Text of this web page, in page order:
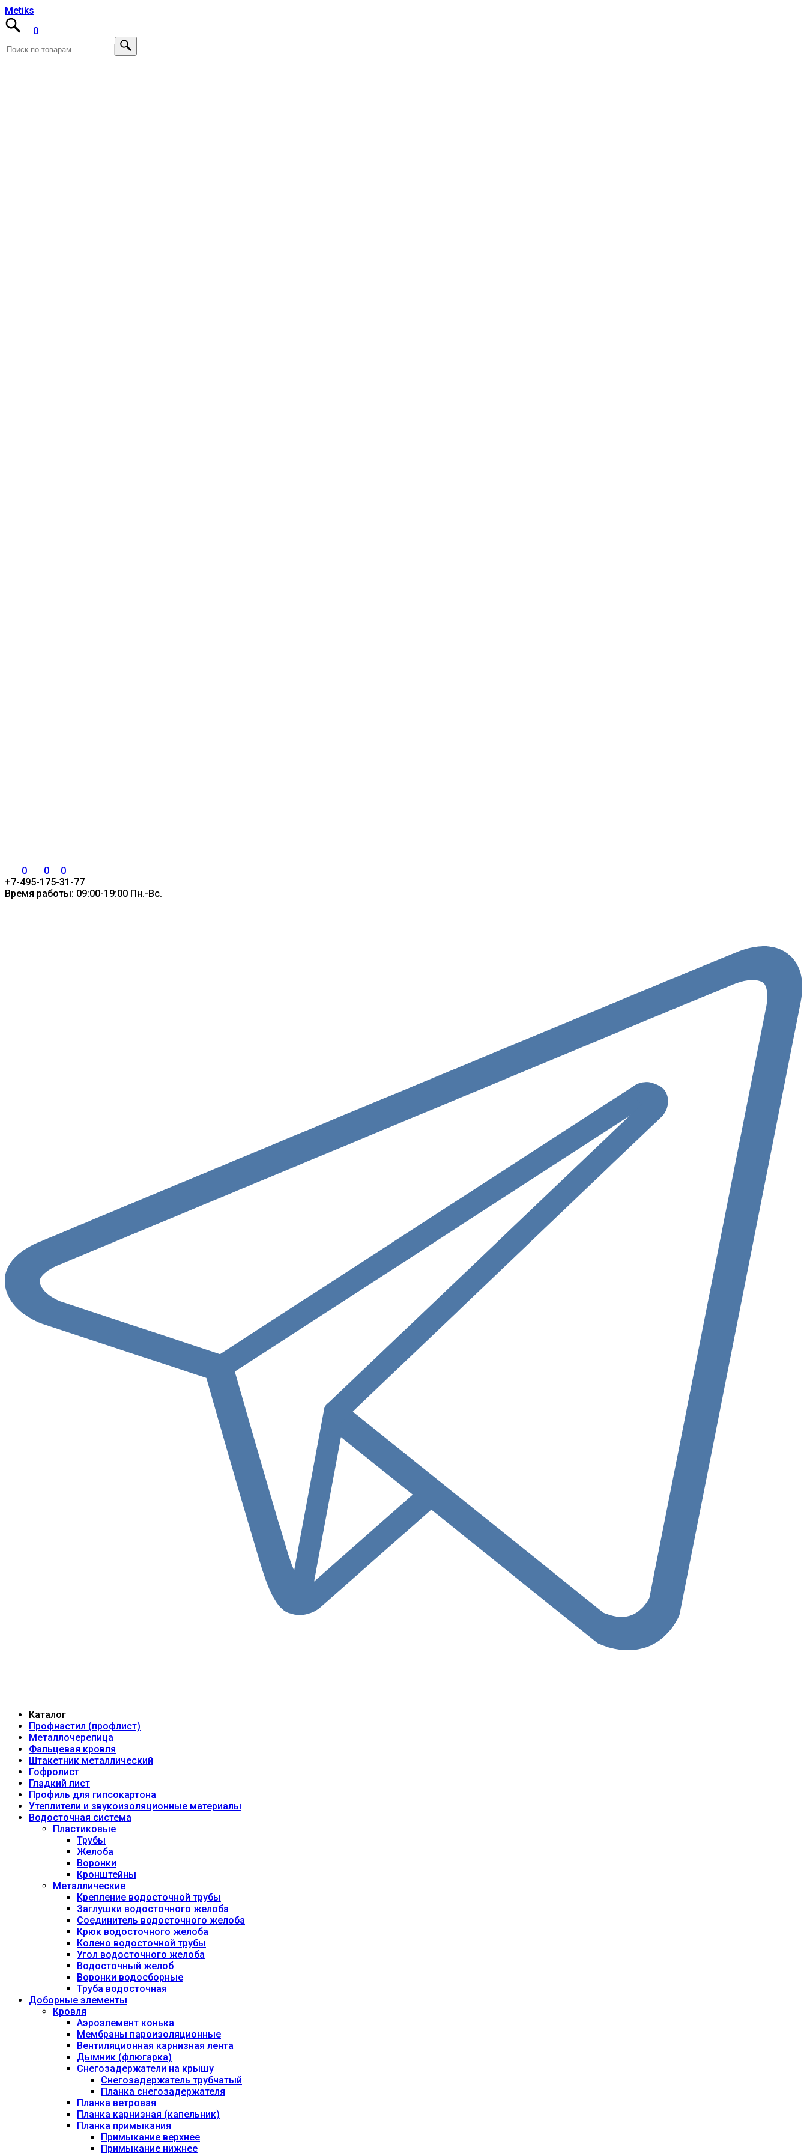
Metiks
0
0 0
0
+7-495-175-31-77
Время работы: 09:00-19:00 Пн.-Вс.
Каталог
Профнастил (профлист)
Металлочерепица
Фальцевая кровля
Штакетник металлический
Гофролист
Гладкий лист
Профиль для гипсокартона
Утеплители и звукоизоляционные материалы
Водосточная система
Пластиковые
Трубы
Желоба
Воронки
Кронштейны
Металлические
Крепление водосточной трубы
Заглушки водосточного желоба
Соединитель водосточного желоба
Крюк водосточного желоба
Колено водосточной трубы
Угол водосточного желоба
Водосточный желоб
Воронки водосборные
Труба водосточная
Доборные элементы
Кровля
Аэроэлемент конька
Мембраны пароизоляционные
Вентиляционная карнизная лента
Дымник (флюгарка)
Снегозадержатели на крышу
Снегозадержатель трубчатый
Планка снегозадержателя
Планка ветровая
Планка карнизная (капельник)
Планка примыкания
Примыкание верхнее
Примыкание нижнее